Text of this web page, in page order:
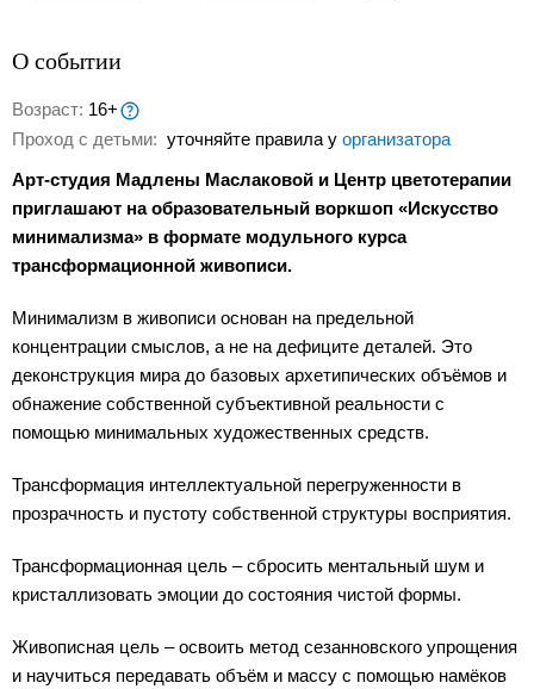
О событии
Возраст: 16+
Проход с детьми: уточняйте правила у организатора
Арт-студия Мадлены Маслаковой и Центр цветотерапии
приглашают на образовательный воркшоп «Искусство
минимализма» в формате модульного курса
трансформационной живописи.
Минимализм в живописи основан на предельной
концентрации смыслов, а не на дефиците деталей. Это
деконструкция мира до базовых архетипических объёмов и
обнажение собственной субъективной реальности с
помощью минимальных художественных средств.
Трансформация интеллектуальной перегруженности в
прозрачность и пустоту собственной структуры восприятия.
Трансформационная цель – сбросить ментальный шум и
кристаллизовать эмоции до состояния чистой формы.
Живописная цель – освоить метод сезанновского упрощения
и научиться передавать объём и массу с помощью намёков